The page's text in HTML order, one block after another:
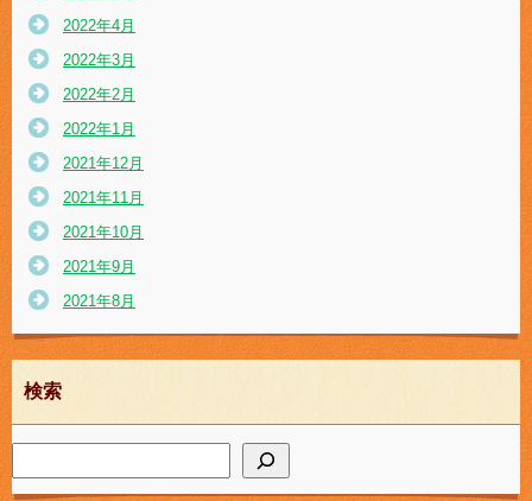
2022年4月
2022年3月
2022年2月
2022年1月
2021年12月
2021年11月
2021年10月
2021年9月
2021年8月
検索